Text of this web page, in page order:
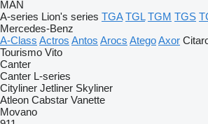
MAN
A-series Lion's series TGA TGL TGM TGS
Mercedes-Benz
A-Class Actros Antos Arocs AtegoAxor
Tourismo Vito
Canter
Canter L-series
Cityliner Jetliner Skyliner
Atleon Cabstar Vanette
Movano